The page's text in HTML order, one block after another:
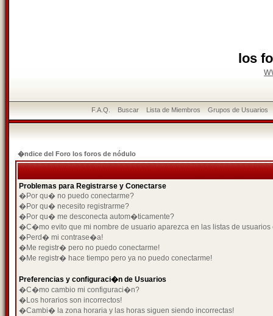
los
F.A.Q. Buscar Lista de Miembros Grupos de Usuarios
�ndice del Foro los foros de nódulo
Problemas para Registrarse y Conectarse
�Por qu� no puedo conectarme?
�Por qu� necesito registrarme?
�Por qu� me desconecta autom�ticamente?
�C�mo evito que mi nombre de usuario aparezca en las listas de usuarios
�Perd� mi contrase�a!
�Me registr� pero no puedo conectarme!
�Me registr� hace tiempo pero ya no puedo conectarme!
Preferencias y configuraci�n de Usuarios
�C�mo cambio mi configuraci�n?
�Los horarios son incorrectos!
�Cambi� la zona horaria y las horas siguen siendo incorrectas!